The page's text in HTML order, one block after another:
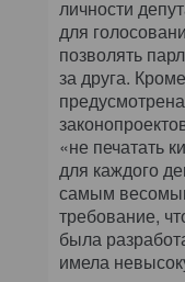
личности
для
позволять
за друга.
«не печатать
для каждого
самым
требование,
была
имела